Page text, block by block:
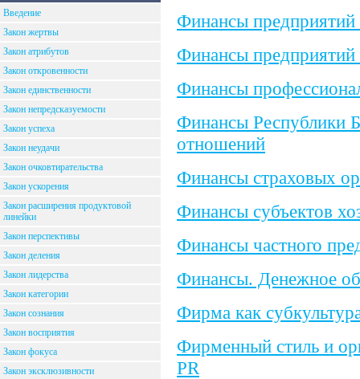
Введение
Закон жертвы
Закон атрибутов
Закон откровенности
Закон единственности
Закон непредсказуемости
Закон успеха
Закон неудачи
Закон очковтирательства
Закон ускорения
Закон расширения продуктовой
линейки
Закон перспективы
Закон деления
Закон лидерства
Закон категории
Закон сознания
Закон восприятия
Закон фокуса
Закон эксклюзивности
Финансы предприятий
Финансы предприятий
Финансы
Финансы Республики
отношений
Финансы страховых
Финансы субъектов
Финансы частного
Финансы. Денежное
Фирма как
Фирменный стиль и
PR